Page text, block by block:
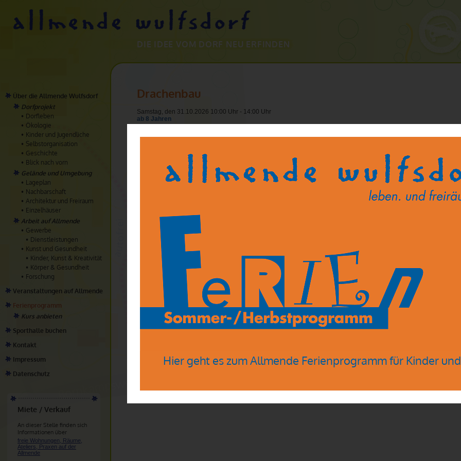
DIE IDEE VOM DORF NEU ERFINDEN
Über die Allmende Wulfsdorf
Dorfprojekt
Dorfleben
Ökologie
Kinder und Jugendliche
Selbstorganisation
Geschichte
Blick nach vorn
Gelände und Umgebung
Lageplan
Nachbarschaft
Architektur und Freiraum
Einzelhäuser
Arbeit auf Allmende
Gewerbe
Dienstleistungen
Kunst und Gesundheit
Kinder, Kunst & Kreativität
Körper & Gesundheit
Forschung
Veranstaltungen auf Allmende
Ferienprogramm
Kurs anbieten
Sporthalle buchen
Kontakt
Impressum
Datenschutz
Miete / Verkauf
An dieser Stelle finden sich
Informationen über
freie Wohnungen, Räume,
Ateliers, Praxen auf der
Allmende
Drachenbau
Samstag, den 31.10.2026 10:00 Uhr - 14:00 Uhr
ab 8 Jahren
Wir bauen uns einen “windien Gesellen”, den Ihr nach Euren Vorstellungen gestalten könnt.Wenn der Drachen
ist und das Wetter es zulässt, lassen wir ihn zu einemProbeflug starten
Achtung: dieser Kurs ist nur in Begleitung einer erwachsenen Begleitperson buchbar!
Treffpunkt:
Allmende Wulfsdorf, mittlere Künstlerhalle, Atelier Ilse Roser, Bornkamps- weg 36b, 22926 Ahrensburg
Anmeldung:
Mail: ilse.roser@gmail.com
Mitbringen:
keine Vorgaben
48 € inkl. Materialkosten Bitte beachten Sie folgende Neuerung bei meinen Ferienangeboten: Vorkasse erwünscht!
Bitte senden Sie die Kursgebühr per PayPal Freunde an mein PayPal Konto (ilse.roser@gmail.com). Falls Sie kein
PayPal haben, bitte ich Sie, mich kurz anzurufen und ich gebe Ihnen dann meine IBAN telefonisch durch, vielen
Hier geht es zum Allmende Ferienprogramm für Kinder